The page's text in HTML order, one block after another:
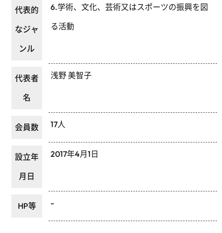
代表的
なジャ
ンル
6.学術、文化、芸術又はスポーツの振興を図
る活動
代表者
名
浅野 美智子
会員数 17人
設立年
月日
2017年4月1日
HP等 -